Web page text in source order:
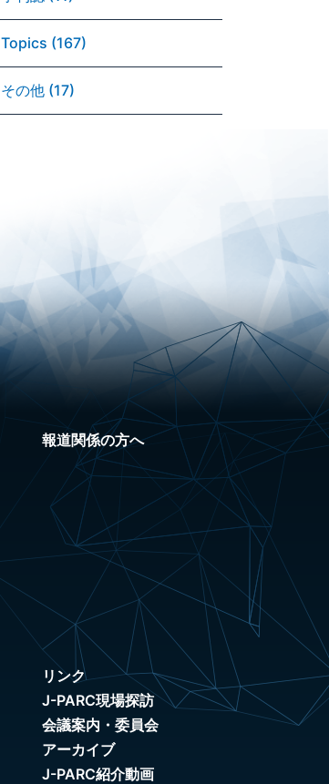
Topics (167)
その他 (17)
報道関係の方へ
リンク
J-PARC現場探訪
会議案内・委員会
アーカイブ
J-PARC紹介動画